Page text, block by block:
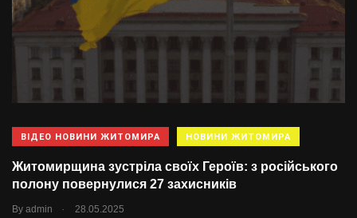
ВІДЕО НОВИНИ ЖИТОМИРА НОВИНИ ЖИТОМИРА
​Житомирщина зустріла своїх Героїв: з російського
полону повернулися 27 захисників
By admin . 28.05.2025